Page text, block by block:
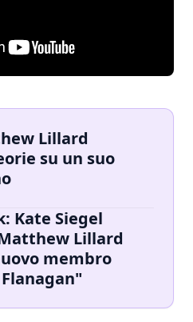
Lillard
su un suo
Kate Siegel
Lillard
membro